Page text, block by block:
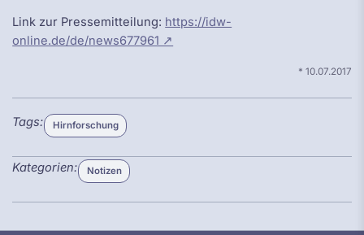
Link zur Pressemitteilung: https://idw-
online.de/de/news677961 ↗
* 10.07.2017
Tags
Tags: Hirnforschung
Kategorien
Kategorien: Notizen